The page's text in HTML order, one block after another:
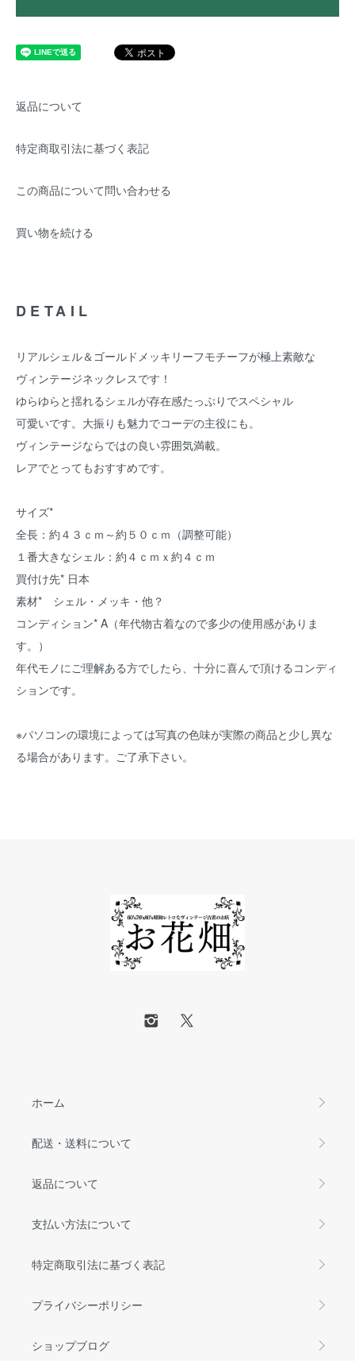
返品について
特定商取引法に基づく表記
この商品について問い合わせる
買い物を続ける
DETAIL
リアルシェル＆ゴールドメッキリーフモチーフが極上素敵な
ヴィンテージネックレスです！
ゆらゆらと揺れるシェルが存在感たっぷりでスペシャル
可愛いです。大振りも魅力でコーデの主役にも。
ヴィンテージならではの良い雰囲気満載。
レアでとってもおすすめです。
サイズ*
全長：約４３ｃｍ～約５０ｃｍ（調整可能）
１番大きなシェル：約４ｃｍｘ約４ｃｍ
買付け先* 日本
素材* シェル・メッキ・他？
コンディション* A（年代物古着なので多少の使用感がありま
す。）
年代モノにご理解ある方でしたら、十分に喜んで頂けるコンディ
ションです。
※パソコンの環境によっては写真の色味が実際の商品と少し異な
る場合があります。ご了承下さい。
ホーム
配送・送料について
返品について
支払い方法について
特定商取引法に基づく表記
プライバシーポリシー
ショップブログ